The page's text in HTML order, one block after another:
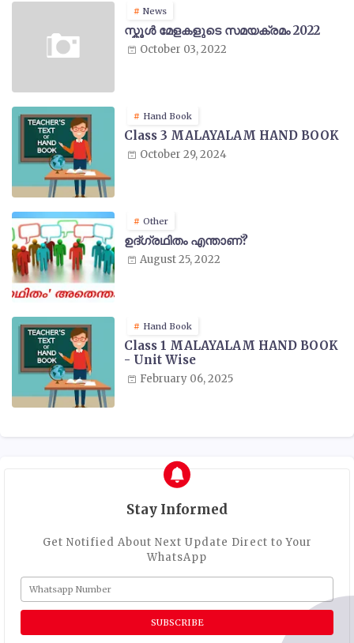
News
സ്കൂൾ മേളകളുടെ സമയക്രമം 2022
October 03, 2022
Hand Book
Class 3 MALAYALAM HAND BOOK
October 29, 2024
Other
ഉദ്ഗ്രഥിതം എന്താണ്?
August 25, 2022
Hand Book
Class 1 MALAYALAM HAND BOOK
- Unit Wise
February 06, 2025
Stay Informed
Get Notified About Next Update Direct to Your
WhatsApp